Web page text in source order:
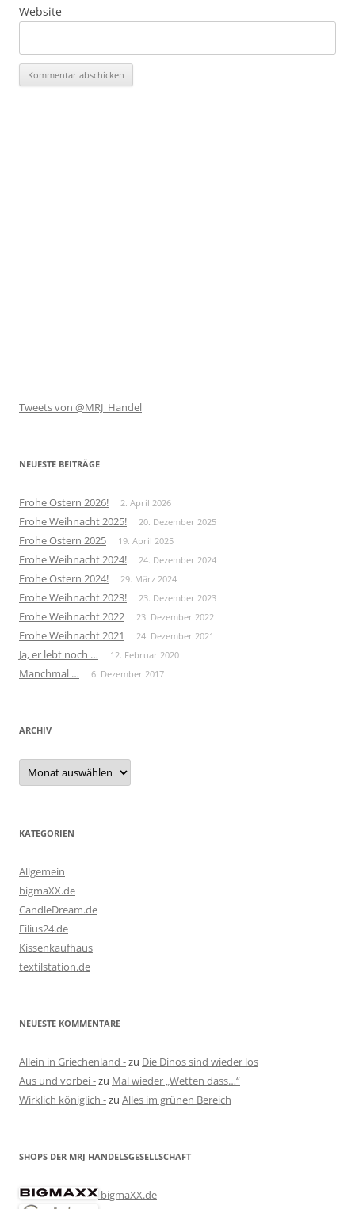
Website
Tweets von @MRJ_Handel
NEUESTE BEITRÄGE
Frohe Ostern 2026! 2. April 2026
Frohe Weihnacht 2025! 20. Dezember 2025
Frohe Ostern 2025 19. April 2025
Frohe Weihnacht 2024! 24. Dezember 2024
Frohe Ostern 2024! 29. März 2024
Frohe Weihnacht 2023! 23. Dezember 2023
Frohe Weihnacht 2022 23. Dezember 2022
Frohe Weihnacht 2021 24. Dezember 2021
Ja, er lebt noch … 12. Februar 2020
Manchmal … 6. Dezember 2017
ARCHIV
Archiv
KATEGORIEN
Allgemein
bigmaXX.de
CandleDream.de
Filius24.de
Kissenkaufhaus
textilstation.de
NEUESTE KOMMENTARE
Allein in Griechenland -zu Die Dinos sind wieder los
Aus und vorbei -zu Mal wieder „Wetten dass…“
Wirklich königlich -zu Alles im grünen Bereich
SHOPS DER MRJ HANDELSGESELLSCHAFT
bigmaXX.de